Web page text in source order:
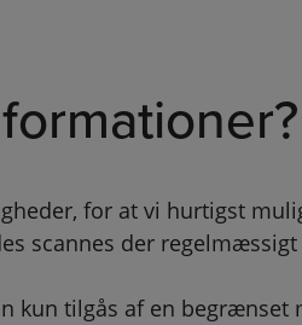
for at vi hurtigst
scannes der
kun tilgås af en